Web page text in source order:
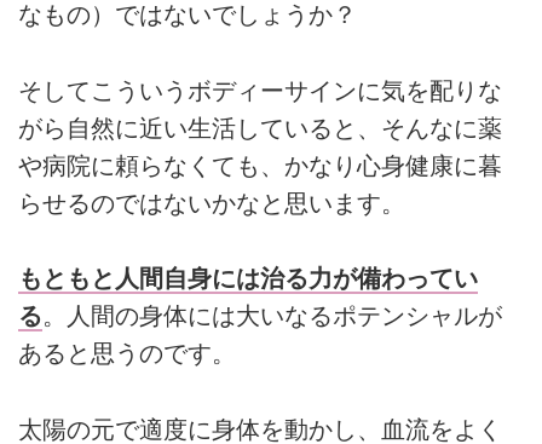
なもの）ではないでしょうか？
そしてこういうボディーサインに気を配りな
がら自然に近い生活していると、そんなに薬
や病院に頼らなくても、かなり心身健康に暮
らせるのではないかなと思います。
もともと人間自身には治る力が備わってい
る。人間の身体には大いなるポテンシャルが
あると思うのです。
太陽の元で適度に身体を動かし、血流をよく